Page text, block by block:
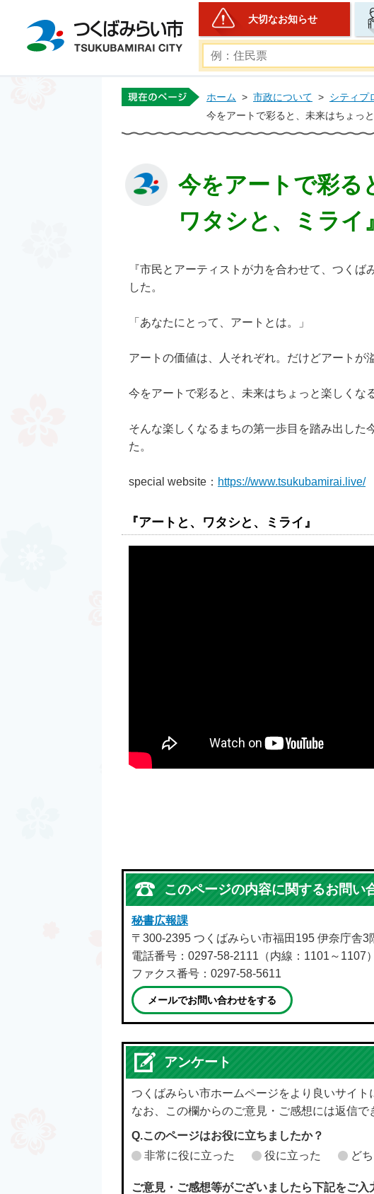
つくばみらい市公式ホームページ
大切なお知らせ
ホーム > 市政について > シティプ
今をアートで彩ると、未来はちょっ
今をアートで彩る
ワタシと、ミライ
『市民とアーティストが力を合わせて、つく
した。
「あなたにとって、アートとは。」
アートの価値は、人それぞれ。だけどアートが
今をアートで彩ると、未来はちょっと楽しくなる
そんな楽しくなるまちの第一歩目を踏み出した
た。
special website： https://www.tsukubamirai.live/
『アートと、ワタシと、ミライ』
このページの内容に関するお問い
秘書広報課
〒300-2395 つくばみらい市福田195 伊奈庁舎3
電話番号：0297-58-2111（内線：1101～1107）
ファクス番号：0297-58-5611
メールでお問い合わせをする
アンケート
つくばみらい市ホームページをより良いサイ
なお、この欄からのご意見・ご感想には返信で
Q.このページはお役に立ちましたか？
非常に役に立った
役に立った ど
ご意見・ご感想等がございましたら下記をご入